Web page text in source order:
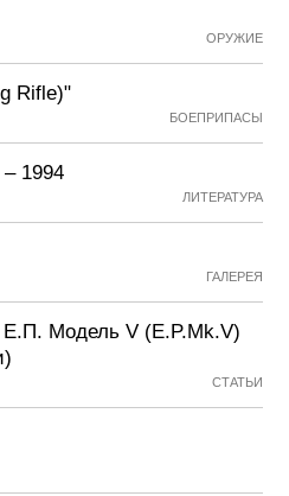
ОРУЖИЕ
Rifle)"
БОЕПРИПАСЫ
1994
ЛИТЕРАТУРА
ГАЛЕРЕЯ
Е.П. Модель V (E.P.Mk.V)
СТАТЬИ